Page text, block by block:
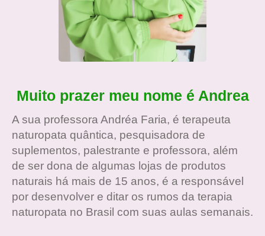
Muito prazer meu nome é Andrea
A sua professora Andréa Faria, é terapeuta
naturopata quântica, pesquisadora de
suplementos, palestrante e professora, além
de ser dona de algumas lojas de produtos
naturais há mais de 15 anos, é a responsável
por desenvolver e ditar os rumos da terapia
naturopata no Brasil com suas aulas semanais.